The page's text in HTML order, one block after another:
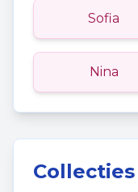
Sofia
Nina
Collecties